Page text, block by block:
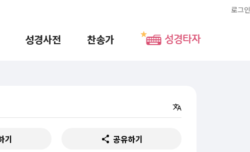
로그인
성경사전 찬송가 성경타자
기 공유하기